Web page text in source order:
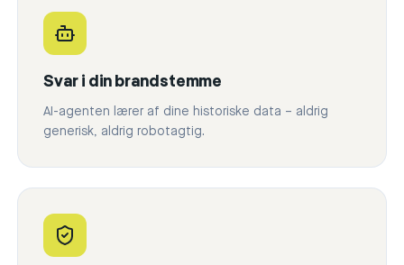
Svar i din brandstemme
AI-agenten lærer af dine historiske data – aldrig
generisk, aldrig robotagtig.